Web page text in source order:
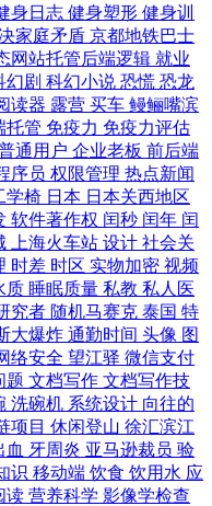
身日志 健身塑形 健身训
家庭矛盾 京都地铁巴士
网站托管后端逻辑 就业
幻剧 科幻小说 恐慌 恐龙
读器 露营 买车 鳗鲡嘴滨
托管 免疫力 免疫力评估
通用户 企业老板 前后端
序员 权限管理 热点新闻
学椅 日本 日本关西地区
软件著作权 闰秒 闰年 闰
上海火车站 设计 社会关
时差 时区 实物加密 视频
质 睡眠质量 私教 私人医
究者 随机马赛克 泰国 特
大爆炸 通勤时间 头像 图
络安全 望江驿 微信支付
题 文档写作 文档写作技
洗碗机 系统设计 向往的
项目 休闲登山 徐汇滨江
血 牙周炎 亚马逊裁员 验
识 移动端 饮食 饮用水 应
读 营养科学 影像学检查